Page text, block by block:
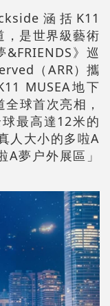
涵括K11
，是世界級藝術
》巡
（ARR）攜
MUSEA地下
球首次亮相，
最高達12米的
人大小的多啦A
夢户外展區」